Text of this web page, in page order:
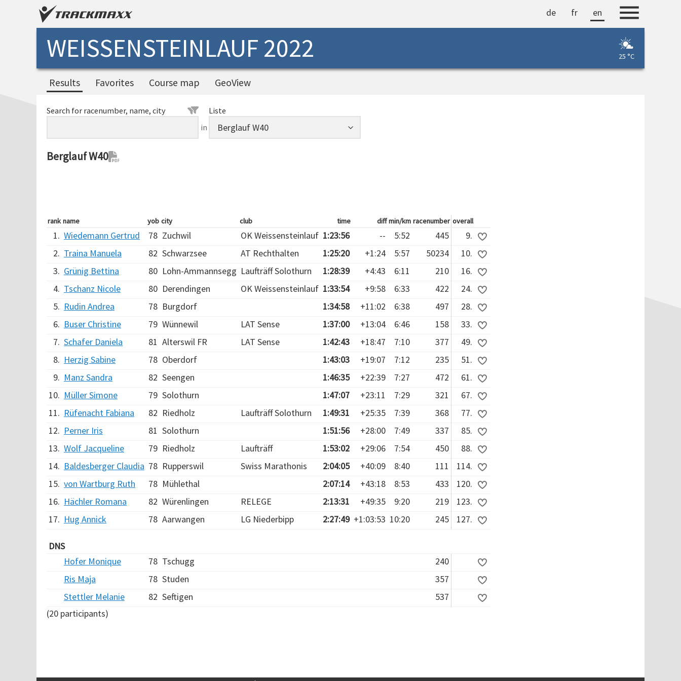
de fr en
WEISSENSTEINLAUF 2022 25 °C
Results Favorites Course map GeoView
Search for racenumber, name, city
in
Liste
Berglauf W40
rank name yob city club time diff min/km racenumber overall
1. Wiedemann Gertrud 78 Zuchwil OK Weissensteinlauf 1:23:56 -- 5:52 445
9.
2. Traina Manuela 82 Schwarzsee AT Rechthalten 1:25:20 +1:24 5:57 50234
10.
3. Grünig Bettina 80 Lohn-Ammannsegg Laufträff Solothurn 1:28:39 +4:43 6:11 210
16.
4. Tschanz Nicole 80 Derendingen OK Weissensteinlauf 1:33:54 +9:58 6:33 422
24.
5. Rudin Andrea 78 Burgdorf 1:34:58 +11:02 6:38 497
28.
6. Buser Christine 79 Wünnewil LAT Sense 1:37:00 +13:04 6:46 158
33.
7. Schafer Daniela 81 Alterswil FR LAT Sense 1:42:43 +18:47 7:10 377
49.
8. Herzig Sabine 78 Oberdorf 1:43:03 +19:07 7:12 235
51.
9. Manz Sandra 82 Seengen 1:46:35 +22:39 7:27 472
61.
10. Müller Simone 79 Solothurn 1:47:07 +23:11 7:29 321
67.
11. Rüfenacht Fabiana 82 Riedholz Laufträff Solothurn 1:49:31 +25:35 7:39 368
77.
12. Perner Iris 81 Solothurn 1:51:56 +28:00 7:49 337
85.
13. Wolf Jacqueline 79 Riedholz Laufträff 1:53:02 +29:06 7:54 450
88.
14. Baldesberger Claudia 78 Rupperswil Swiss Marathonis 2:04:05 +40:09 8:40 111
114.
15. von Wartburg Ruth 78 Mühlethal 2:07:14 +43:18 8:53 433
120.
16. Hächler Romana 82 Würenlingen RELEGE 2:13:31 +49:35 9:20 219
123.
17. Hug Annick 78 Aarwangen LG Niederbipp 2:27:49 +1:03:53 10:20 245 127.
DNS
Hofer Monique
78 Tschugg
240
Ris Maja
78 Studen
357
Stettler Melanie
82 Seftigen
537
(20 participants)